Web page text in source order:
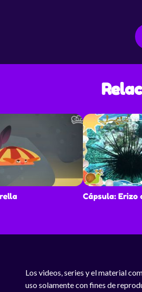
Cápsula: Erizo
Los videos, series y el material
uso solamente con fines de